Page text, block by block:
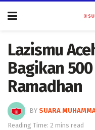
Lazismu
Bagikan
Ramadhan
BY SUARA
Reading Time: 2 mins read